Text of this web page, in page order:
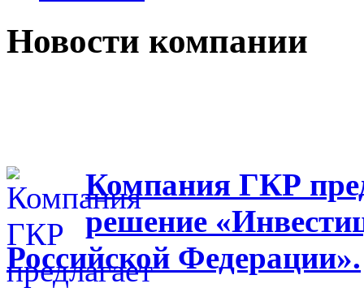
Новости компании
Компания ГКР
решение
Российской Федерации».